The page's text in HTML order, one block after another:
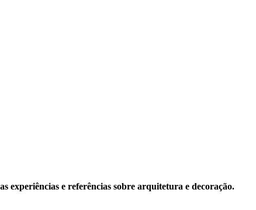
experiências e referências sobre arquitetura e decoração.